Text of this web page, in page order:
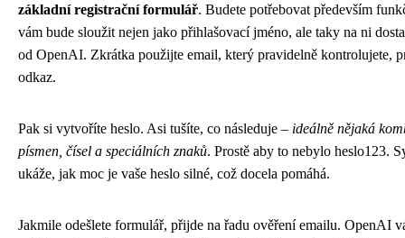
základní registrační formulář. Budete potřebovat především
vám bude sloužit nejen jako přihlašovací jméno, ale taky na ni
od OpenAI. Zkrátka použijte email, který pravidelně kontrolujete,
odkaz.
Pak si vytvoříte heslo. Asi tušíte, co následuje – ideálně nějaká
písmen, čísel a speciálních znaků. Prostě aby to nebylo heslo123.
ukáže, jak moc je vaše heslo silné, což docela pomáhá.
Jakmile odešlete formulář, přijde na řadu ověření emailu. OpenAI